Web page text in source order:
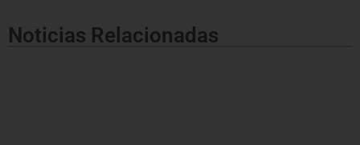
Noticias Relacionadas